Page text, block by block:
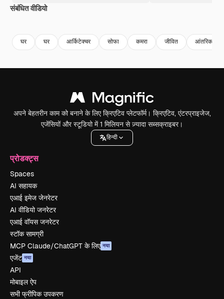
संबंधित वीडियो
घर घर आर्किटेक्चर सोफा कमरा जीवित आंतरिक
अपने बेहतरीन काम को बनाने के लिए क्रिएटिव प्लेटफॉर्म। क्रिएटिव, एंटरप्राइजेज,
एजेंसियों और स्टूडियो में 1 मिलियन से ज़्यादा सब्सक्राइबर।
हिन्दी
प्रोडक्ट्स
Spaces
AI सहायक
एआई इमेज जेनरेटर
AI वीडियो जनरेटर
एआई वॉयस जनरेटर
स्टॉक सामग्री
MCP Claude/ChatGPT के लिए नया
एजेंट नया
API
मोबाइल ऐप
सभी फ्रीपिक उपकरण